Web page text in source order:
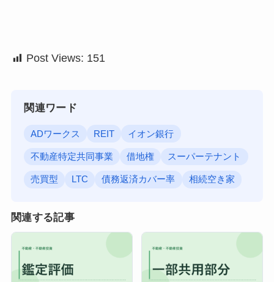
Post Views: 151
関連ワード
ADワークス REIT イオン銀行
不動産特定共同事業 借地権 スーパーテナント
売買型 LTC 債務返済カバー率 相続空き家
関連する記事